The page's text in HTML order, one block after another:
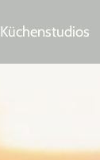
Küchenstudios